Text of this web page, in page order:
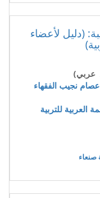
(دليل لأعضاء
عربي)
عصام نجيب الفقهاء
العربية للتربية
صنعاء